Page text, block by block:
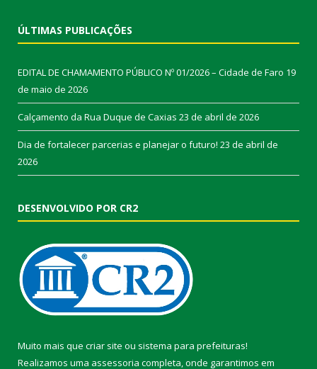
ÚLTIMAS PUBLICAÇÕES
EDITAL DE CHAMAMENTO PÚBLICO Nº 01/2026 – Cidade de Faro 19
de maio de 2026
Calçamento da Rua Duque de Caxias 23 de abril de 2026
Dia de fortalecer parcerias e planejar o futuro! 23 de abril de
2026
DESENVOLVIDO POR CR2
Muito mais que criar site ou sistema para prefeituras!
Realizamos uma assessoria completa, onde garantimos em